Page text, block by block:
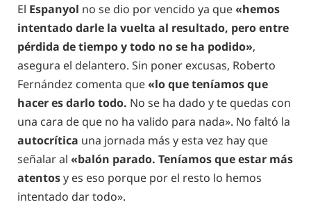
El Espanyol no se dio por vencido ya que«hemos
intentado darle la vuelta al resultado, pero entre
pérdida de tiempo y todo no se ha podido»,
asegura el delantero. Sin poner excusas, Roberto
Fernández comenta que«lo que teníamos que
hacer es darlo todo. No se ha dado y te quedas con
una cara de que no ha valido para nada». No faltó la
autocrítica una jornada más y esta vez hay que
señalar al «balón parado. Teníamos que estar más
atentosy es eso porque por el resto lo hemos
intentado dar todo».